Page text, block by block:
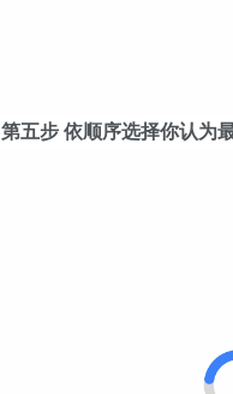
第五步 依顺序选择你认为